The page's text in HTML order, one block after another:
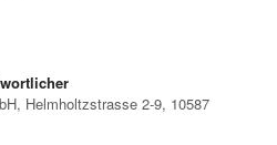
Helmholtzstrasse 2-9, 10587